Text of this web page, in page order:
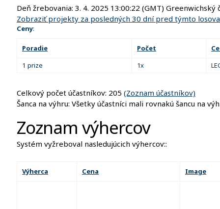
Deň žrebovania: 3. 4. 2025 13:00:22 (GMT) Greenwichský
Zobraziť projekty za posledných 30 dní pred týmto
Ceny:
Poradie Počet
1 prize
1x
Celkový počet účastníkov: 205 (Zoznam účastníkov)
Šanca na výhru: Všetky účastníci mali rovnakú šancu na
Zoznam výhercov
Systém vyžreboval nasledujúcich výhercov::
Výherca Cena Image